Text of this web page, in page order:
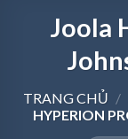
Joola
TRANG CHỦ /
HYPERION